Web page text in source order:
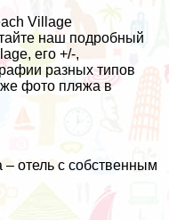
Village
наш подробный
его +/-,
разных типов
фото пляжа в
отель с собственным